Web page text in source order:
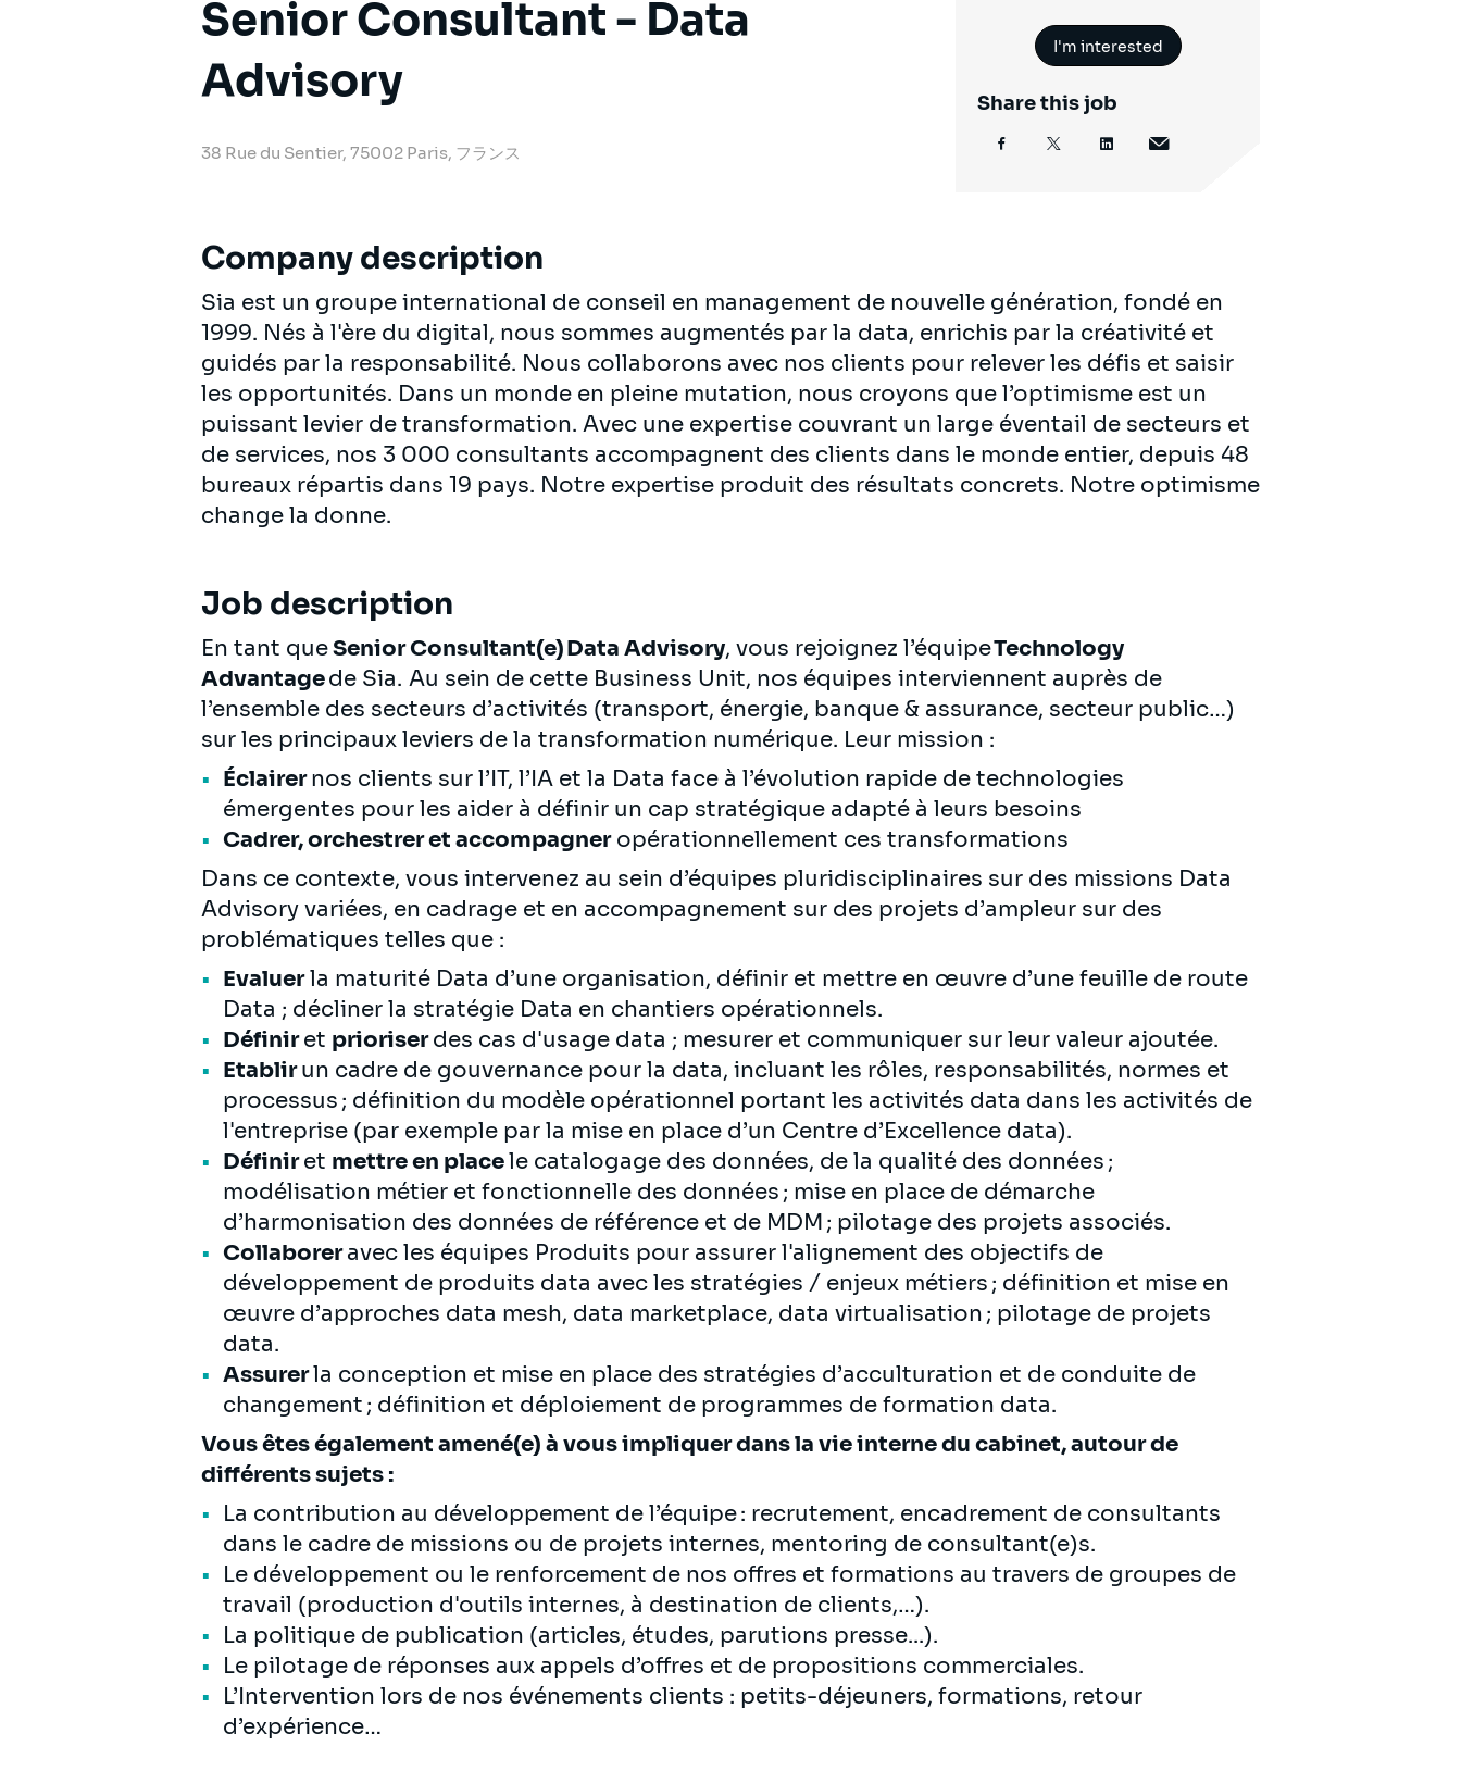
Senior Consultant - Data
Advisory
38 Rue du Sentier, 75002 Paris, フランス
I'm interested
Share this job
Company description
Sia est un groupe international de conseil en management de nouvelle génération, fondé en
1999. Nés à l'ère du digital, nous sommes augmentés par la data, enrichis par la créativité et
guidés par la responsabilité. Nous collaborons avec nos clients pour relever les défis et saisir
les opportunités. Dans un monde en pleine mutation, nous croyons que l’optimisme est un
puissant levier de transformation. Avec une expertise couvrant un large éventail de secteurs et
de services, nos 3 000 consultants accompagnent des clients dans le monde entier, depuis 48
bureaux répartis dans 19 pays. Notre expertise produit des résultats concrets. Notre optimisme
change la donne.
Job description
En tant queSenior Consultant(e) Data Advisory, vous rejoignez l’équipeTechnology
Advantagede Sia. Au sein de cette Business Unit, nos équipes interviennent auprès de
l’ensemble des secteurs d’activités (transport, énergie, banque & assurance, secteur public…)
sur les principaux leviers de la transformation numérique. Leur mission :
Éclairernos clients sur l’IT, l’IA et la Data face à l’évolution rapide de technologies
émergentes pour les aider à définir un cap stratégique adapté à leurs besoins
Cadrer, orchestrer et accompagneropérationnellement ces transformations
Dans ce contexte, vous intervenez au sein d’équipes pluridisciplinaires sur des missions Data
Advisory variées, en cadrage et en accompagnement sur des projets d’ampleur sur des
problématiques telles que :
Evaluerla maturité Data d’une organisation, définir et mettre en œuvre d’une feuille de route
Data ; décliner la stratégie Data en chantiers opérationnels.
Définiret prioriserdes cas d'usage data ; mesurer et communiquer sur leur valeur ajoutée.
Etablirun cadre de gouvernance pour la data, incluant les rôles, responsabilités, normes et
processus ; définition du modèle opérationnel portant les activités data dans les activités de
l'entreprise (par exemple par la mise en place d’un Centre d’Excellence data).
Définiret mettre en placele catalogage des données, de la qualité des données ;
modélisation métier et fonctionnelle des données ; mise en place de démarche
d’harmonisation des données de référence et de MDM ; pilotage des projets associés.
Collaboreravec les équipes Produits pour assurer l'alignement des objectifs de
développement de produits data avec les stratégies / enjeux métiers ; définition et mise en
œuvre d’approches data mesh, data marketplace, data virtualisation ; pilotage de projets
data.
Assurerla conception et mise en place des stratégies d’acculturation et de conduite de
changement ; définition et déploiement de programmes de formation data.
Vous êtes également amené(e) à vous impliquer dans la vie interne du cabinet, autour de
différents sujets :
La contribution au développement de l’équipe : recrutement, encadrement de consultants
dans le cadre de missions ou de projets internes, mentoring de consultant(e)s.
Le développement ou le renforcement de nos offres et formations au travers de groupes de
travail (production d'outils internes, à destination de clients,…).
La politique de publication (articles, études, parutions presse...).
Le pilotage de réponses aux appels d’offres et de propositions commerciales.
L’Intervention lors de nos événements clients : petits-déjeuners, formations, retour
d’expérience…